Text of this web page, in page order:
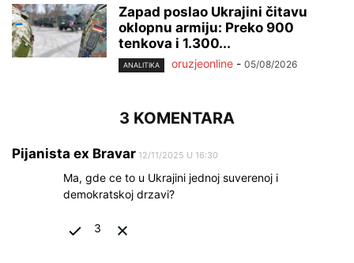
Zapad poslao Ukrajini čitavu
oklopnu armiju: Preko 900
tenkova i 1.300...
ANALITIKA oruzjeonline - 05/08/2026
3 KOMENTARA
Pijanista ex Bravar 12/11/2025 U 16:30
Ma, gde ce to u Ukrajini jednoj suverenoj i
demokratskoj drzavi?
3